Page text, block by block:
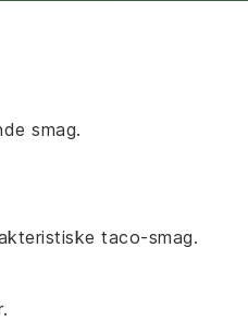
smag.
taco-smag.